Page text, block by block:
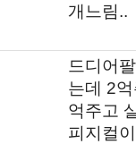
개느림..
드디어
는데 2
억주고
피지컬